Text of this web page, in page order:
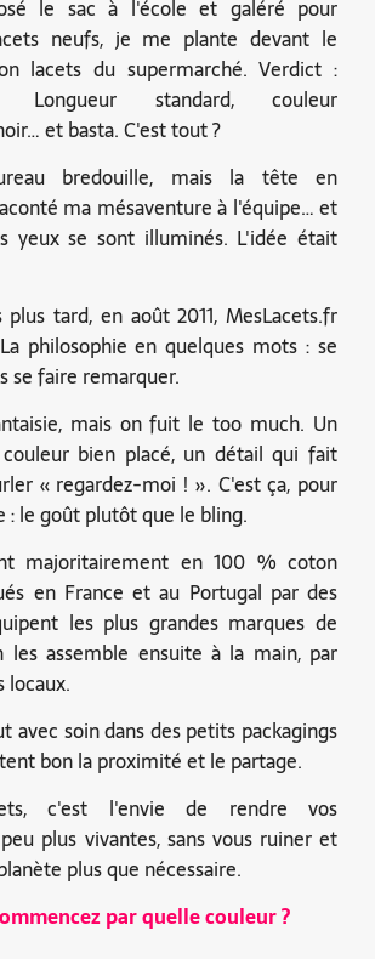
le sac à l'école et galéré pour
neufs, je me plante devant le
lacets du supermarché. Verdict :
standard, couleur
et basta. C'est tout ?
bredouille, mais la tête en
ma mésaventure à l'équipe… et
yeux se sont illuminés. L'idée était
tard, en août 2011, MesLacets.fr
philosophie en quelques mots : se
se faire remarquer.
mais on fuit le too much. Un
bien placé, un détail qui fait
« regardez-moi ! ». C'est ça, pour
: le goût plutôt que le bling.
majoritairement en 100 % coton
en France et au Portugal par des
les plus grandes marques de
les assemble ensuite à la main, par
locaux.
avec soin dans des petits packagings
bon la proximité et le partage.
c'est l'envie de rendre vos
plus vivantes, sans vous ruiner et
plus que nécessaire.
par quelle couleur ?